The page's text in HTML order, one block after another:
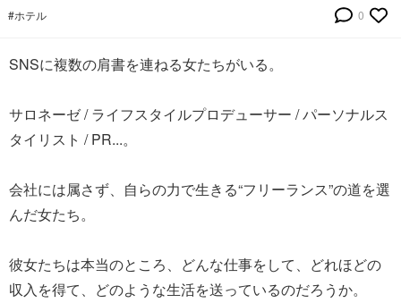
#ホテル 0
SNSに複数の肩書を連ねる女たちがいる。
サロネーゼ / ライフスタイルプロデューサー / パーソナルス
タイリスト / PR...。
会社には属さず、自らの力で生きる“フリーランス”の道を選
んだ女たち。
彼女たちは本当のところ、どんな仕事をして、どれほどの
収入を得て、どのような生活を送っているのだろうか。